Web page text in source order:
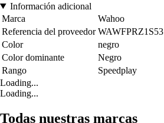
Información adicional
Marca
Wahoo
Referencia del proveedor WAWFPRZ1S53
Color
negro
Color dominante
Negro
Rango
Speedplay
Loading...
Loading...
Todas nuestras marcas